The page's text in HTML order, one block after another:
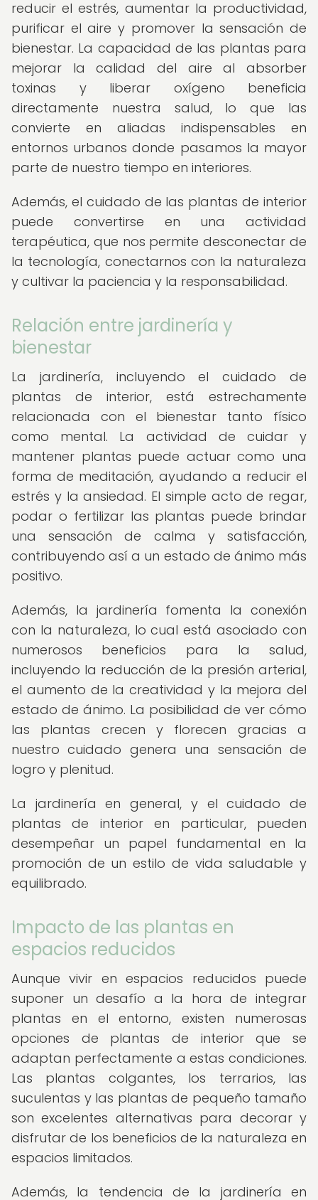
reducir el estrés, aumentar la productividad,
purificar el aire y promover la sensación de
bienestar. La capacidad de las plantas para
mejorar la calidad del aire al absorber
toxinas y liberar oxígeno beneficia
directamente nuestra salud, lo que las
convierte en aliadas indispensables en
entornos urbanos donde pasamos la mayor
parte de nuestro tiempo en interiores.
Además, el cuidado de las plantas de interior
puede convertirse en una actividad
terapéutica, que nos permite desconectar de
la tecnología, conectarnos con la naturaleza
y cultivar la paciencia y la responsabilidad.
Relación entre jardinería y
bienestar
La jardinería, incluyendo el cuidado de
plantas de interior, está estrechamente
relacionada con el bienestar tanto físico
como mental. La actividad de cuidar y
mantener plantas puede actuar como una
forma de meditación, ayudando a reducir el
estrés y la ansiedad. El simple acto de regar,
podar o fertilizar las plantas puede brindar
una sensación de calma y satisfacción,
contribuyendo así a un estado de ánimo más
positivo.
Además, la jardinería fomenta la conexión
con la naturaleza, lo cual está asociado con
numerosos beneficios para la salud,
incluyendo la reducción de la presión arterial,
el aumento de la creatividad y la mejora del
estado de ánimo. La posibilidad de ver cómo
las plantas crecen y florecen gracias a
nuestro cuidado genera una sensación de
logro y plenitud.
La jardinería en general, y el cuidado de
plantas de interior en particular, pueden
desempeñar un papel fundamental en la
promoción de un estilo de vida saludable y
equilibrado.
Impacto de las plantas en
espacios reducidos
Aunque vivir en espacios reducidos puede
suponer un desafío a la hora de integrar
plantas en el entorno, existen numerosas
opciones de plantas de interior que se
adaptan perfectamente a estas condiciones.
Las plantas colgantes, los terrarios, las
suculentas y las plantas de pequeño tamaño
son excelentes alternativas para decorar y
disfrutar de los beneficios de la naturaleza en
espacios limitados.
Además, la tendencia de la jardinería en